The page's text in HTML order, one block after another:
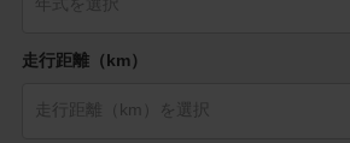
走行距離（km）